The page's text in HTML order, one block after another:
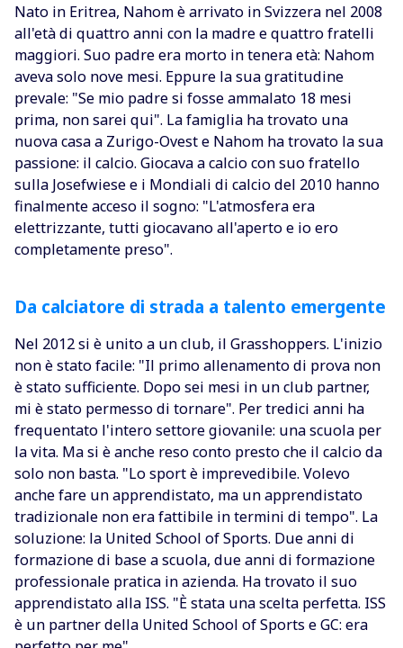
Nato in Eritrea, Nahom è arrivato in Svizzera nel 2008
all'età di quattro anni con la madre e quattro fratelli
maggiori. Suo padre era morto in tenera età: Nahom
aveva solo nove mesi. Eppure la sua gratitudine
prevale: "Se mio padre si fosse ammalato 18 mesi
prima, non sarei qui". La famiglia ha trovato una
nuova casa a Zurigo-Ovest e Nahom ha trovato la sua
passione: il calcio. Giocava a calcio con suo fratello
sulla Josefwiese e i Mondiali di calcio del 2010 hanno
finalmente acceso il sogno: "L'atmosfera era
elettrizzante, tutti giocavano all'aperto e io ero
completamente preso".
Da calciatore di strada a talento emergente
Nel 2012 si è unito a un club, il Grasshoppers. L'inizio
non è stato facile: "Il primo allenamento di prova non
è stato sufficiente. Dopo sei mesi in un club partner,
mi è stato permesso di tornare". Per tredici anni ha
frequentato l'intero settore giovanile: una scuola per
la vita. Ma si è anche reso conto presto che il calcio da
solo non basta. "Lo sport è imprevedibile. Volevo
anche fare un apprendistato, ma un apprendistato
tradizionale non era fattibile in termini di tempo". La
soluzione: la United School of Sports. Due anni di
formazione di base a scuola, due anni di formazione
professionale pratica in azienda. Ha trovato il suo
apprendistato alla ISS. "È stata una scelta perfetta. ISS
è un partner della United School of Sports e GC: era